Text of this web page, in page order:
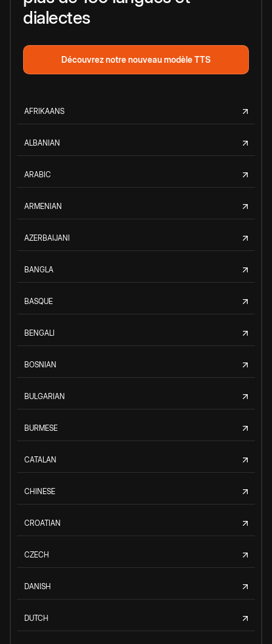
dialectes
Découvrez notre nouveau modèle TTS
AFRIKAANS
ALBANIAN
ARABIC
ARMENIAN
AZERBAIJANI
BANGLA
BASQUE
BENGALI
BOSNIAN
BULGARIAN
BURMESE
CATALAN
CHINESE
CROATIAN
CZECH
DANISH
DUTCH